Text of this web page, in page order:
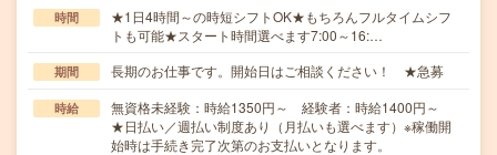
時間
★1日4時間～の時短シフトOK★もちろんフルタイムシフ
トも可能★スタート時間選べます7:00～16:…
期間 長期のお仕事です。開始日はご相談ください！ ★急募
時給
無資格未経験：時給1350円～ 経験者：時給1400円～
★日払い／週払い制度あり（月払いも選べます）※稼働開
始時は手続き完了次第のお支払いとなります。